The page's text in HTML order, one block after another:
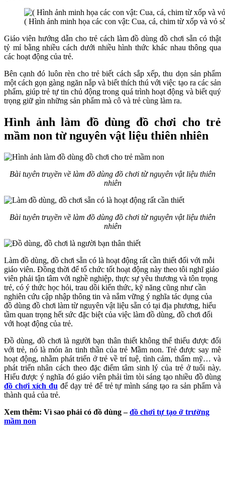
( Hình ảnh minh họa các con vật: Cua, cá, chim từ xốp và vỏ
Giáo viên hướng dẫn cho trẻ cách làm đồ dùng đồ chơi sẵn có thật
tỷ mỉ bằng nhiều cách dưới nhiều hình thức khác nhau thông qua
các hoạt động của trẻ.
Bên cạnh đó luôn rèn cho trẻ biết cách sắp xếp, thu dọn sản phẩm
một cách gọn gàng ngăn nắp và biết thích thú với việc tạo ra các sản
phẩm, giúp trẻ tự tin chủ động trong quá trình hoạt động và biết quý
trọng giữ gìn những sản phẩm mà cô và trẻ cùng làm ra.
Hình ảnh làm đồ dùng đồ chơi cho trẻ
mầm non từ nguyên vật liệu thiên nhiên
Bài tuyên truyền về làm đồ dùng đồ chơi từ nguyên vật liệu thiên
nhiên
Bài tuyên truyền về làm đồ dùng đồ chơi từ nguyên vật liệu thiên
nhiên
Làm đồ dùng, đồ chơi sẵn có là hoạt động rất cần thiết đối với mỗi
giáo viên. Đồng thời để tổ chức tốt hoạt động này theo tôi nghĩ giáo
viên phải tận tâm với nghề nghiệp, thực sự yêu thương và tôn trọng
trẻ, có ý thức học hỏi, trau dồi kiến thức, kỹ năng cũng như cần
nghiên cứu cập nhập thông tin và nắm vững ý nghĩa tác dụng của
đồ dùng đồ chơi làm từ nguyên vật liệu sẵn có tại địa phương, hiểu
tầm quan trọng hết sức đặc biệt của việc làm đồ dùng, đồ chơi đối
với hoạt động của trẻ.
Đồ dùng, đồ chơi là người bạn thân thiết không thể thiếu được đối
với trẻ, nó là món ăn tinh thần của trẻ Mầm non. Trẻ được say mê
hoạt động, nhằm phát triển ở trẻ về trí tuệ, tình cảm, thẩm mỹ… và
phát triển nhân cách theo đặc điểm tâm sinh lý của trẻ ở tuổi này.
Hiểu được ý nghĩa đó giáo viên phải tìm tòi sáng tạo nhiều đồ dùng
đồ chơi xích đu để dạy trẻ để trẻ tự mình sáng tạo ra sản phẩm và
thành quả của trẻ.
Xem thêm: Vì sao phải có đồ dùng –đồ chơi tự tạo ở trường
mầm non